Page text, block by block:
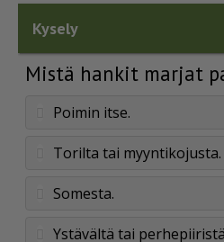
Kysely
Mistä hankit marjat
Poimin itse.
Torilta tai myyntikojusta.
Somesta.
Ystävältä tai